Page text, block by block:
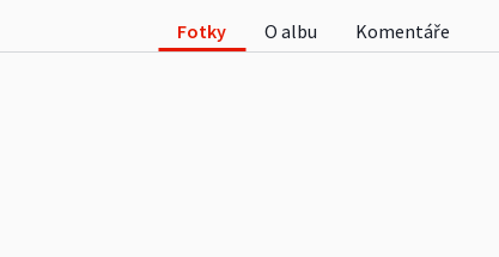
Fotky O albu Komentáře